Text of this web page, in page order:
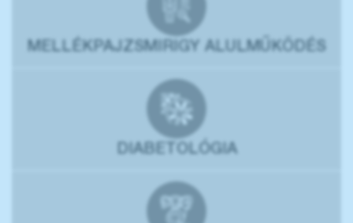
MELLÉKPAJZSMIRIGY ALULMŰKÖDÉS
DIABETOLÓGIA